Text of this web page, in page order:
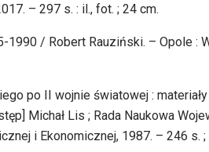
– 297 s. : il., fot. ; 24 cm.
1990 / Robert Rauziński. – Opole :
po II wojnie światowej :
Michał Lis ; Rada Naukowa
i Ekonomicznej, 1987. – 246 s.